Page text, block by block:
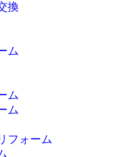
換
ム
ム
ム
フォーム